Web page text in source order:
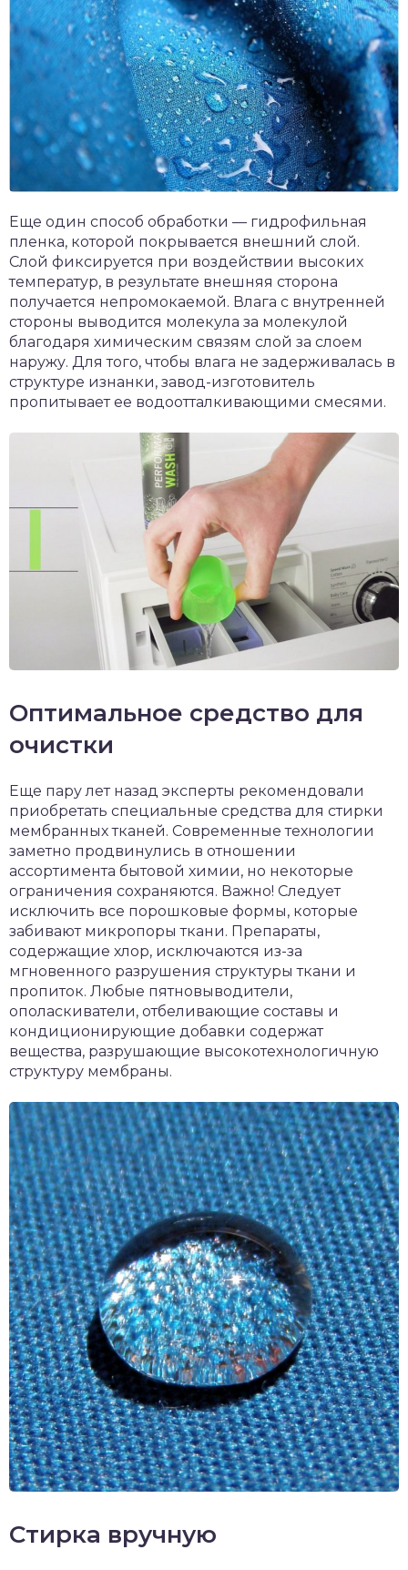
Еще один способ обработки — гидрофильная
пленка, которой покрывается внешний слой.
Слой фиксируется при воздействии высоких
температур, в результате внешняя сторона
получается непромокаемой. Влага с внутренней
стороны выводится молекула за молекулой
благодаря химическим связям слой за слоем
наружу. Для того, чтобы влага не задерживалась в
структуре изнанки, завод-изготовитель
пропитывает ее водоотталкивающими смесями.
Оптимальное средство для
очистки
Еще пару лет назад эксперты рекомендовали
приобретать специальные средства для стирки
мембранных тканей. Современные технологии
заметно продвинулись в отношении
ассортимента бытовой химии, но некоторые
ограничения сохраняются. Важно! Следует
исключить все порошковые формы, которые
забивают микропоры ткани. Препараты,
содержащие хлор, исключаются из-за
мгновенного разрушения структуры ткани и
пропиток. Любые пятновыводители,
ополаскиватели, отбеливающие составы и
кондиционирующие добавки содержат
вещества, разрушающие высокотехнологичную
структуру мембраны.
Стирка вручную